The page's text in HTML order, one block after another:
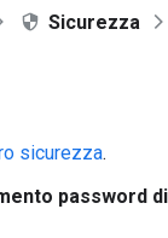
Sicurezza
sicurezza.
password